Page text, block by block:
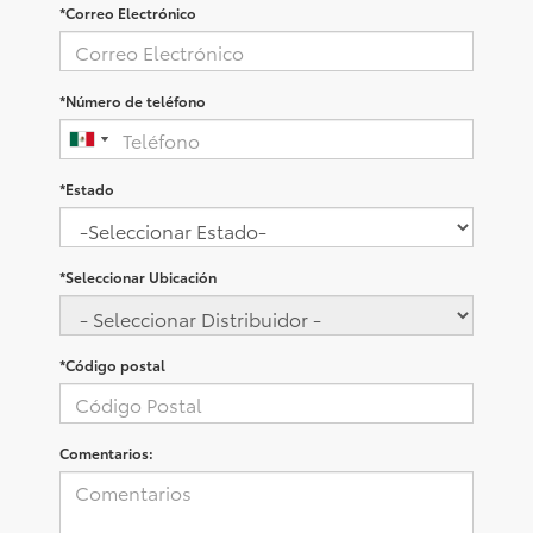
*Correo Electrónico
*Número de teléfono
*Estado
*Seleccionar Ubicación
*Código postal
Comentarios: